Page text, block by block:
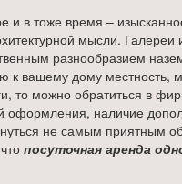
и в тоже время –
мысли.
разнообразием
вашему дому местность,
то можно обратиться в
оформления, наличие
не самым приятным
посуточная аренда